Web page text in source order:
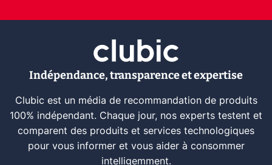
Indépendance, transparence et expertise
Clubic est un média de recommandation de produits
100% indépendant. Chaque jour, nos experts testent et
comparent des produits et services technologiques
pour vous informer et vous aider à consommer
intelligemment.